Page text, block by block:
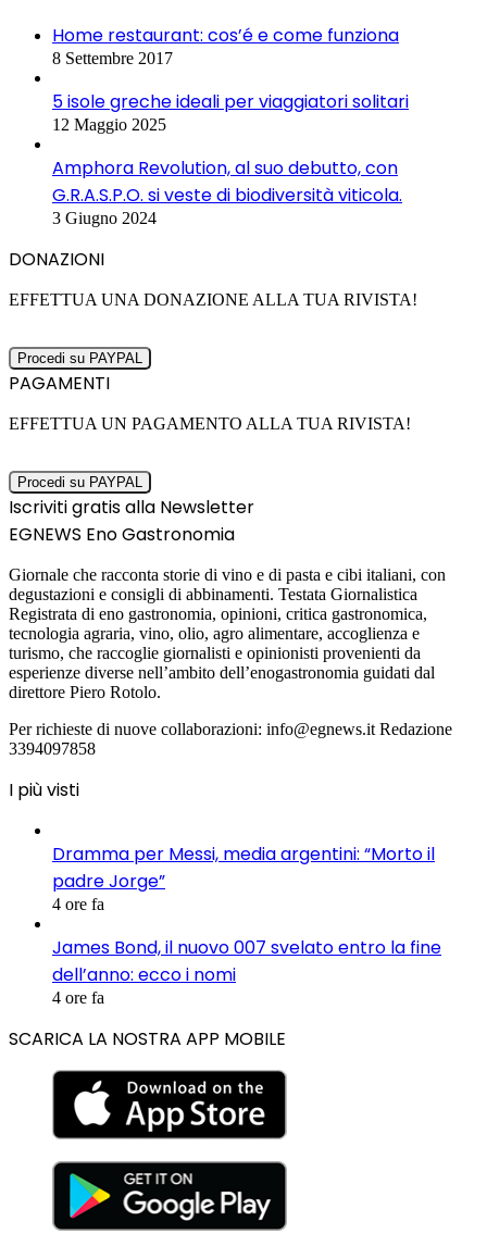
Home restaurant: cos’é e come funziona
8 Settembre 2017
5 isole greche ideali per viaggiatori solitari
12 Maggio 2025
Amphora Revolution, al suo debutto, con
G.R.A.S.P.O. si veste di biodiversità viticola.
3 Giugno 2024
DONAZIONI
EFFETTUA UNA DONAZIONE ALLA TUA RIVISTA!
PAGAMENTI
EFFETTUA UN PAGAMENTO ALLA TUA RIVISTA!
Iscriviti gratis alla Newsletter
EGNEWS Eno Gastronomia
Giornale che racconta storie di vino e di pasta e cibi italiani, con
degustazioni e consigli di abbinamenti. Testata Giornalistica
Registrata di eno gastronomia, opinioni, critica gastronomica,
tecnologia agraria, vino, olio, agro alimentare, accoglienza e
turismo, che raccoglie giornalisti e opinionisti provenienti da
esperienze diverse nell’ambito dell’enogastronomia guidati dal
direttore Piero Rotolo.
Per richieste di nuove collaborazioni: info@egnews.it Redazione
3394097858
I più visti
Dramma per Messi, media argentini: “Morto il
padre Jorge”
4 ore fa
James Bond, il nuovo 007 svelato entro la fine
dell’anno: ecco i nomi
4 ore fa
SCARICA LA NOSTRA APP MOBILE